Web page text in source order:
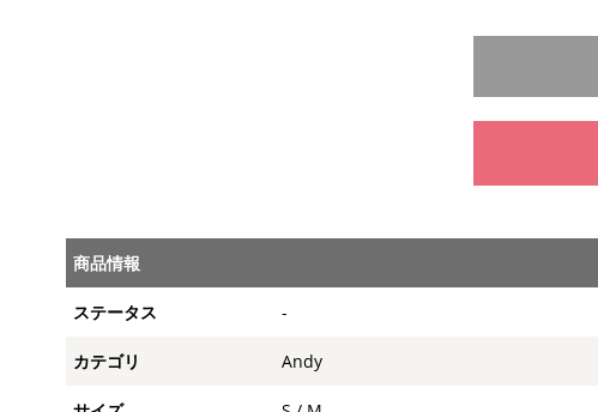
商品情報
ステータス -
カテゴリ Andy